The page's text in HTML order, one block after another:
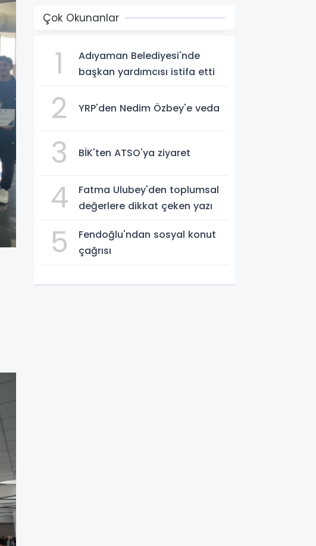
Çok Okunanlar
1
Adıyaman Belediyesi'nde
başkan yardımcısı istifa etti
2 YRP'den Nedim Özbey'e veda
3 BİK'ten ATSO'ya ziyaret
4
Fatma Ulubey'den toplumsal
değerlere dikkat çeken yazı
5
Fendoğlu'ndan sosyal konut
çağrısı